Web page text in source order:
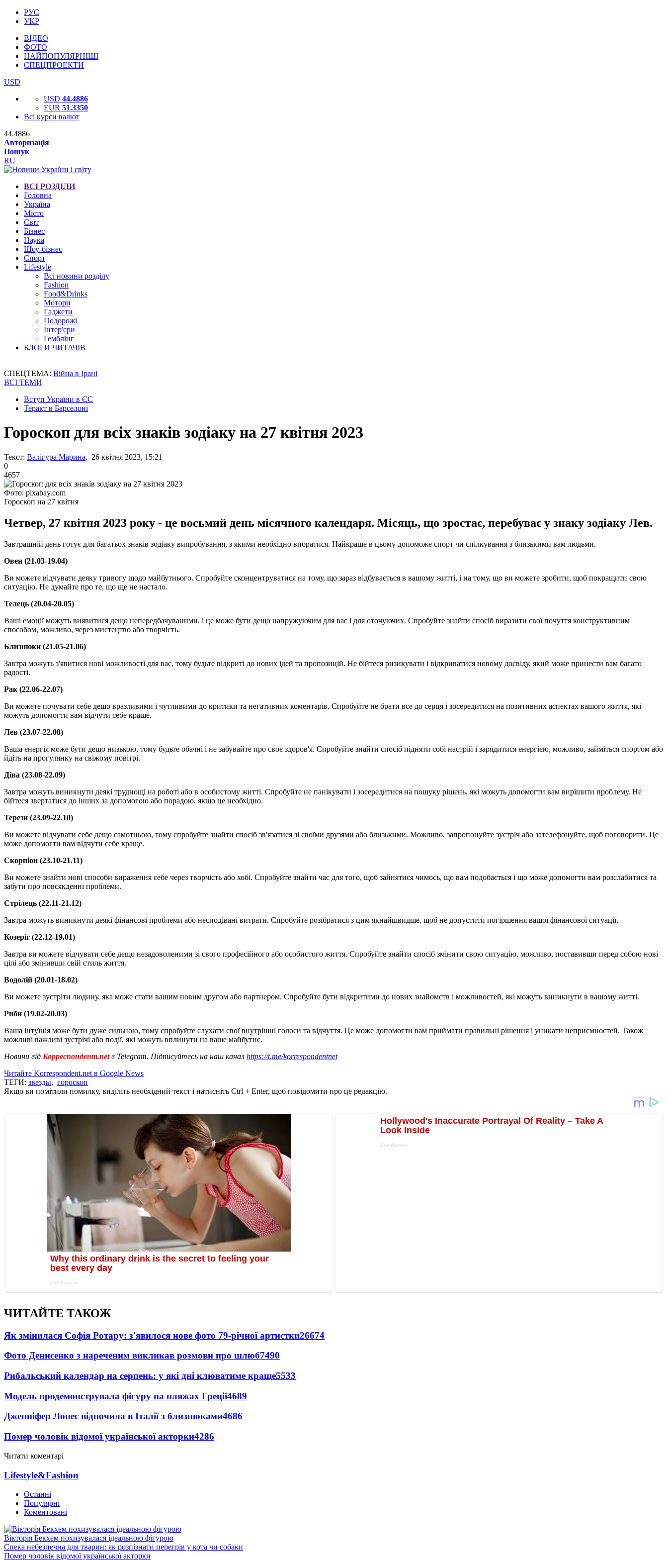
РУС
УКР
ВІДЕО
ФОТО
НАЙПОПУЛЯРНІШІ
СПЕЦПРОЕКТИ
USD
USD 44.4886
EUR 51.3350
Всі курси валют
44.4886
Авторизація
Пошук
RU
ВСІ РОЗДІЛИ
Головна
Україна
Місто
Світ
Бізнес
Наука
Шоу-бізнес
Спорт
Lifestyle
Всі новини розділу
Fashion
Food&Drinks
Мотори
Гаджети
Подорожі
Інтер'єри
Гемблінг
БЛОГИ ЧИТАЧІВ
СПЕЦТЕМА: Війна в Ірані
ВСІ ТЕМИ
Вступ України в ЄС
Теракт в Барселоні
Гороскоп для всіх знаків зодіаку на 27 квітня 2023
Текст: Валігура Марина, 26 квітня 2023, 15:21
0
4657
Фото: pixabay.com
Гороскоп на 27 квітня
Четвер, 27 квітня 2023 року - це восьмий день місячного календаря. Місяць, що зростає, перебуває у знаку зодіаку Лев.
Завтрашній день готує для багатьох знаків зодіаку випробування, з якими необхідно впоратися. Найкраще в цьому допоможе спорт чи спілкування з близькими вам людьми.
Овен (21.03-19.04)
Ви можете відчувати деяку тривогу щодо майбутнього. Спробуйте сконцентруватися на тому, що зараз відбувається в вашому житті, і на тому, що ви можете зробити, щоб покращити свою
ситуацію. Не думайте про те, що ще не настало.
Телець (20.04-20.05)
Ваші емоції можуть виявитися дещо непередбачуваними, і це може бути дещо напружуючим для вас і для оточуючих. Спробуйте знайти спосіб виразити свої почуття конструктивним
способом, можливо, через мистецтво або творчість.
Близнюки (21.05-21.06)
Завтра можуть з'явитися нові можливості для вас, тому будьте відкриті до нових ідей та пропозицій. Не бійтеся ризикувати і відкриватися новому досвіду, який може принести вам багато
радості.
Рак (22.06-22.07)
Ви можете почувати себе дещо вразливими і чутливими до критики та негативних коментарів. Спробуйте не брати все до серця і зосередитися на позитивних аспектах вашого життя, які
можуть допомогти вам відчути себе краще.
Лев (23.07-22.08)
Ваша енергія може бути дещо низькою, тому будьте обачні і не забувайте про своє здоров'я. Спробуйте знайти спосіб підняти собі настрій і зарядитися енергією, можливо, займіться спортом або
йдіть на прогулянку на свіжому повітрі.
Діва (23.08-22.09)
Завтра можуть виникнути деякі труднощі на роботі або в особистому житті. Спробуйте не панікувати і зосередитися на пошуку рішень, які можуть допомогти вам вирішити проблему. Не
бійтеся звертатися до інших за допомогою або порадою, якщо це необхідно.
Терези (23.09-22.10)
Ви можете відчувати себе дещо самотньою, тому спробуйте знайти спосіб зв'язатися зі своїми друзями або близькими. Можливо, запропонуйте зустріч або зателефонуйте, щоб поговорити. Це
може допомогти вам відчути себе краще.
Скорпіон (23.10-21.11)
Ви можете знайти нові способи вираження себе через творчість або хобі. Спробуйте знайти час для того, щоб зайнятися чимось, що вам подобається і що може допомогти вам розслабитися та
забути про повсякденні проблеми.
Стрілець (22.11-21.12)
Завтра можуть виникнути деякі фінансові проблеми або несподівані витрати. Спробуйте розібратися з цим якнайшвидше, щоб не допустити погіршення вашої фінансової ситуації.
Козеріг (22.12-19.01)
Завтра ви можете відчувати себе дещо незадоволеними зі свого професійного або особистого життя. Спробуйте знайти спосіб змінити свою ситуацію, можливо, поставивши перед собою нові
цілі або змінивши свій стиль життя.
Водолій (20.01-18.02)
Ви можете зустріти людину, яка може стати вашим новим другом або партнером. Спробуйте бути відкритими до нових знайомств і можливостей, які можуть виникнути в вашому житті.
Риби (19.02-20.03)
Ваша інтуїція може бути дуже сильною, тому спробуйте слухати свої внутрішні голоси та відчуття. Це може допомогти вам приймати правильні рішення і уникати неприємностей. Також
можливі важливі зустрічі або події, які можуть вплинути на ваше майбутнє.
Новини від Корреспондент.netв Telegram. Підписуйтесь на наш канал https://t.me/korrespondentnet
Читайте Korrespondent.net в Google News
ТЕГИ: звезды, гороскоп
Якщо ви помітили помилку, виділіть необхідний текст і натисніть Ctrl + Enter, щоб повідомити про це редакцію.
ЧИТАЙТЕ ТАКОЖ
Як змінилася Софія Ротару: з'явилося нове фото 79-річної артистки26674
Фото Денисенко з нареченим викликав розмови про шлюб7490
Рибальський календар на серпень: у які дні клюватиме краще5533
Модель продемонструвала фігуру на пляжах Греції4689
Дженніфер Лопес відпочила в Італії з близнюками4686
Помер чоловік відомої української акторки4286
Читати коментарі
Lifestyle&Fashion
Останні
Популярні
Коментовані
Вікторія Бекхем похизувалася ідеальною фігурою
Спека небезпечна для тварин: як розпізнати перегрів у кота чи собаки
Помер чоловік відомої української акторки